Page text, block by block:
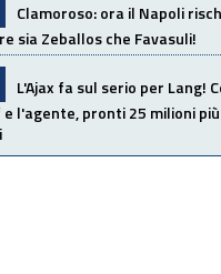
Clamoroso: ora il Napoli
sia Zeballos che Favasuli!
L'Ajax fa sul serio per Lang!
l'agente, pronti 25 milioni